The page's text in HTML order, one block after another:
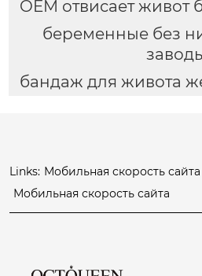
OEM отвисает живот
беременные без
бандаж для живота
Links: Мобильная скорость сайта
Мобильная скорость сайта